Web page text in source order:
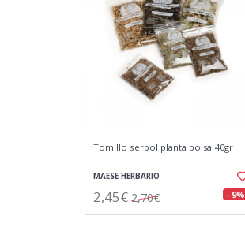
Tomillo serpol planta bolsa 40gr
MAESE HERBARIO
2,45€ 2,70€ - 9%